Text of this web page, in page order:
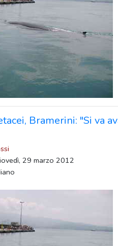
Bramerini: "Si va
29 marzo 2012